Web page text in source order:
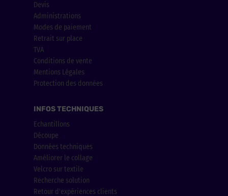
Devis
Administrations
Modes de paiement
Retrait sur place
TVA
Conditions de vente
Mentions Légales
Protection des données
INFOS TECHNIQUES
Echantillons
Découpe
Données techniques
Améliorer le collage
Velcro sur textile
Recherche solution
Retour d'expériences clients